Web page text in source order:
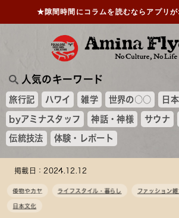
人気のキーワード
旅行記 ハワイ 雑学 世界の○○ 日
byアミナスタッフ 神話・神様 サウナ
伝統技法 体験・レポート
★隙間時間にコラムを読むならアプリ
掲載日：2024.12.12
倭物やカヤ ライフスタイル・暮らし ファッション雑
日本文化